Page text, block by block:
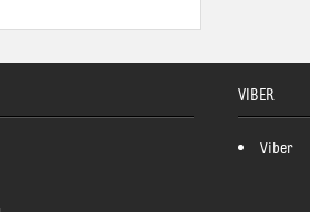
VIBER
Viber